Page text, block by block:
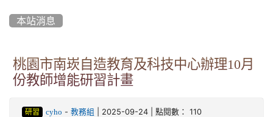
本站消息
桃園市南崁自造教育及科技中心辦理10月
份教師增能研習計畫
研習 cyho - 教務組 | 2025-09-24 | 點閱數： 110